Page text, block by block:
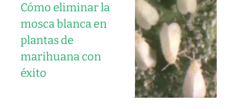
Cómo eliminar la
mosca blanca en
plantas de
marihuana con
éxito